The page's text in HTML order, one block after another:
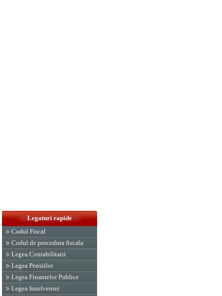
Legaturi rapide
Codul Fiscal
Codul de procedura fiscala
Legea Contabilitatii
Legea Pensiilor
Legea Finantelor Publice
Legea Insolventei